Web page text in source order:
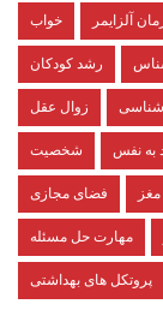
خواب آلزایمر
رشد کودکان
زوال عقل شناسی
شخصیت به نفس
فضای مجازی
مهارت حل مسئله
پروتکل های بهداشتی